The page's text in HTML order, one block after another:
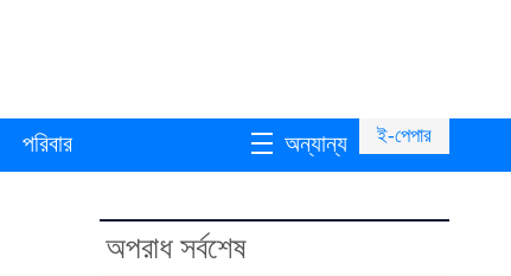
পরিবার অন্যান্য ই-পেপার
অপরাধ সর্বশেষ